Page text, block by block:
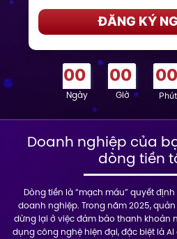
ĐĂNG KÝ
00 00 00
Ngày Giờ Phút
Doanh nghiệp của
dòng tiền
Dòng tiền là “mạch máu” quyết
doanh nghiệp. Trong năm 2025,
dừng lại ở việc đảm bảo thanh khoản
dụng công nghệ hiện đại, đặc biệt là AI